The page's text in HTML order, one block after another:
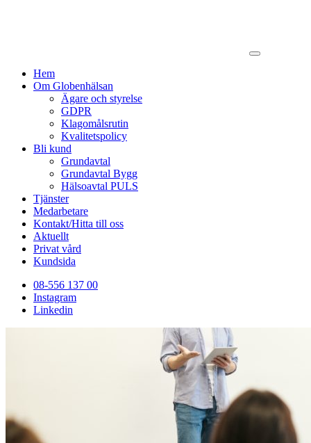
Hem
Om Globenhälsan
Ägare och styrelse
GDPR
Klagomålsrutin
Kvalitetspolicy
Bli kund
Grundavtal
Grundavtal Bygg
Hälsoavtal PULS
Tjänster
Medarbetare
Kontakt/Hitta till oss
Aktuellt
Privat vård
Kundsida
08-556 137 00
Instagram
Linkedin